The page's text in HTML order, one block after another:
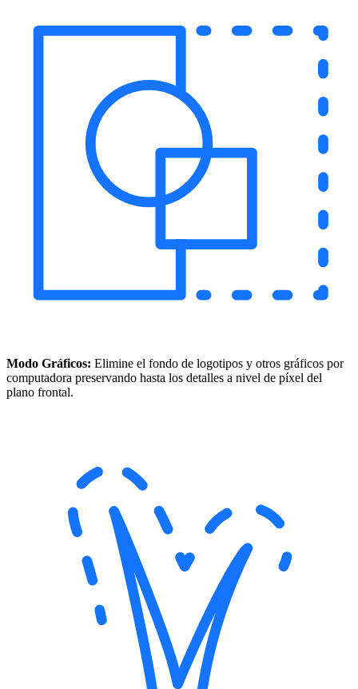
Modo Gráficos: Elimine el fondo de logotipos y otros gráficos por
computadora preservando hasta los detalles a nivel de píxel del
plano frontal.